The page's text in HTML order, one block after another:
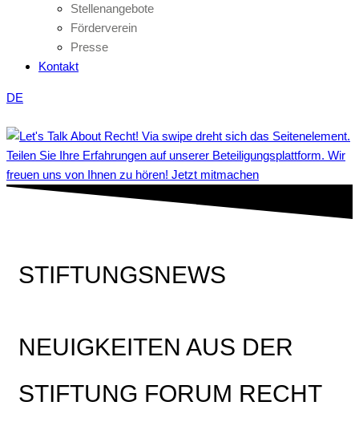
Stellenangebote
Förderverein
Presse
Kontakt
DE
Teilen Sie Ihre Erfahrungen auf unserer Beteiligungsplattform. Wir
freuen uns von Ihnen zu hören! Jetzt mitmachen
STIFTUNGSNEWS
NEUIGKEITEN AUS DER
STIFTUNG FORUM RECHT